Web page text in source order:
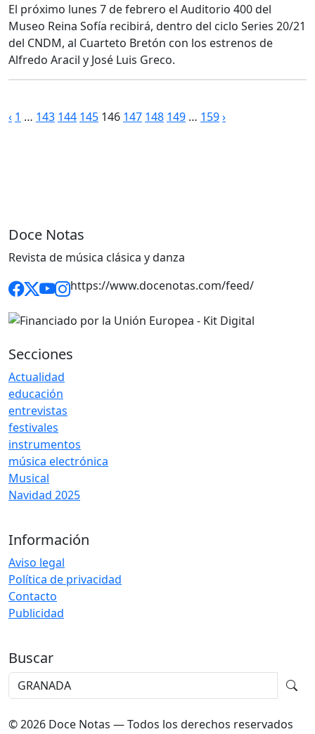
El próximo lunes 7 de febrero el Auditorio 400 del
Museo Reina Sofía recibirá, dentro del ciclo Series 20/21
del CNDM, al Cuarteto Bretón con los estrenos de
Alfredo Aracil y José Luis Greco.
Paginación
‹ 1 … 143 144 145 146 147 148 149 … 159›
Doce Notas
Revista de música clásica y danza
https://www.docenotas.com/feed/
Secciones
Actualidad
educación
entrevistas
festivales
instrumentos
música electrónica
Musical
Navidad 2025
Información
Aviso legal
Política de privacidad
Contacto
Publicidad
Buscar
© 2026 Doce Notas — Todos los derechos reservados